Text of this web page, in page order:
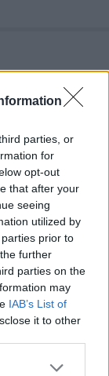
parties, or
for
opt-out
that after your
seeing
utilized by
prior to
further
parties on the
may
IAB’s List of
it to other
more Google
1
Ughy
meg. Azóta
a